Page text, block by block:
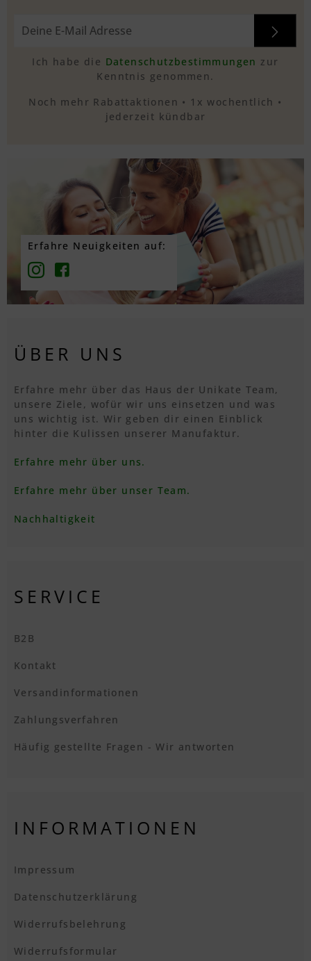
Ich habe die Datenschutzbestimmungen zur
Kenntnis genommen.
Noch mehr Rabattaktionen • 1x wochentlich •
jederzeit kündbar
Erfahre Neuigkeiten auf:
ÜBER UNS
Erfahre mehr über das Haus der Unikate Team,
unsere Ziele, wofür wir uns einsetzen und was
uns wichtig ist. Wir geben dir einen Einblick
hinter die Kulissen unserer Manufaktur.
Erfahre mehr über uns.
Erfahre mehr über unser Team.
Nachhaltigkeit
SERVICE
B2B
Kontakt
Versandinformationen
Zahlungsverfahren
Häufig gestellte Fragen - Wir antworten
INFORMATIONEN
Impressum
Datenschutzerklärung
Widerrufsbelehrung
Widerrufsformular